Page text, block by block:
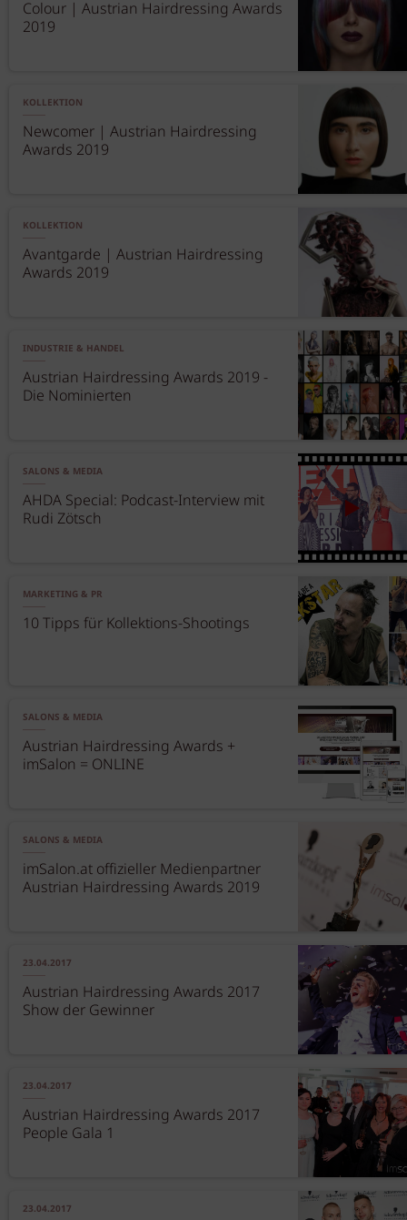
Colour | Austrian Hairdressing Awards
2019
KOLLEKTION
Newcomer | Austrian Hairdressing
Awards 2019
KOLLEKTION
Avantgarde | Austrian Hairdressing
Awards 2019
INDUSTRIE & HANDEL
Austrian Hairdressing Awards 2019 -
Die Nominierten
SALONS & MEDIA
AHDA Special: Podcast-Interview mit
Rudi Zötsch
MARKETING & PR
10 Tipps für Kollektions-Shootings
SALONS & MEDIA
Austrian Hairdressing Awards +
imSalon = ONLINE
SALONS & MEDIA
imSalon.at offizieller Medienpartner
Austrian Hairdressing Awards 2019
23.04.2017
Austrian Hairdressing Awards 2017
Show der Gewinner
23.04.2017
Austrian Hairdressing Awards 2017
People Gala 1
23.04.2017